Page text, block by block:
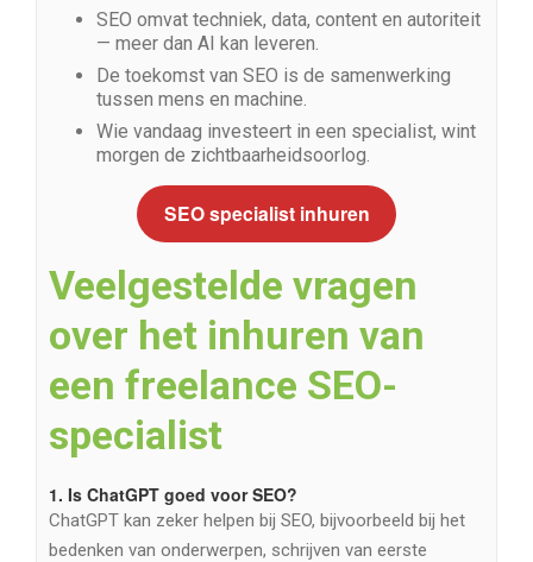
SEO omvat techniek, data, content en autoriteit
— meer dan AI kan leveren.
De toekomst van SEO is de samenwerking
tussen mens en machine.
Wie vandaag investeert in een specialist, wint
morgen de zichtbaarheidsoorlog.
SEO specialist inhuren
Veelgestelde vragen
over het inhuren van
een freelance SEO-
specialist
1. Is ChatGPT goed voor SEO?
ChatGPT kan zeker helpen bij SEO, bijvoorbeeld bij het
bedenken van onderwerpen, schrijven van eerste